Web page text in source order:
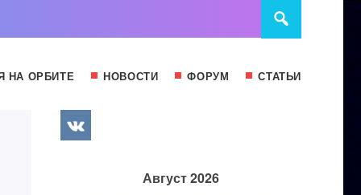
НА ОРБИТЕ НОВОСТИ ФОРУМ СТАТЬИ
Август 2026